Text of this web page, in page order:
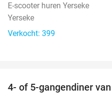
E-scooter huren Yerseke
Yerseke
Verkocht: 399
4- of 5-gangendiner